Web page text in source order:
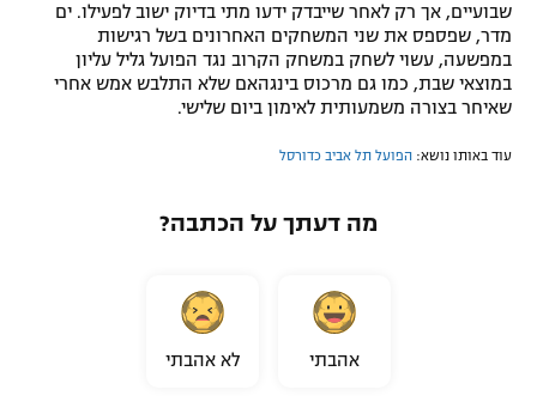
שבועיים, אך רק לאחר שייבדק ידעו מתי בדיוק ישוב לפעילו. ים
מדר, שפספס את שני המשחקים האחרונים בשל רגישות
במפשעה, עשוי לשחק במשחק הקרוב נגד הפועל גליל עליון
במוצאי שבת, כמו גם מרכוס בינגהאם שלא התלבש אמש אחרי
שאיחר בצורה משמעותית לאימון ביום שלישי.
עוד באותו נושא: הפועל תל אביב כדורסל
מה דעתך על הכתבה?
אהבתי לא אהבתי